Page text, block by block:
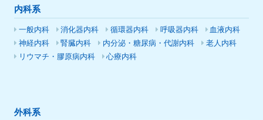
内科系
一般内科 消化器内科 循環器内科 呼吸器内科
血液内科
神経内科
腎臓内科 内分泌・糖尿病・代謝内科
老人内科
リウマチ・膠原病内科
心療内科
外科系